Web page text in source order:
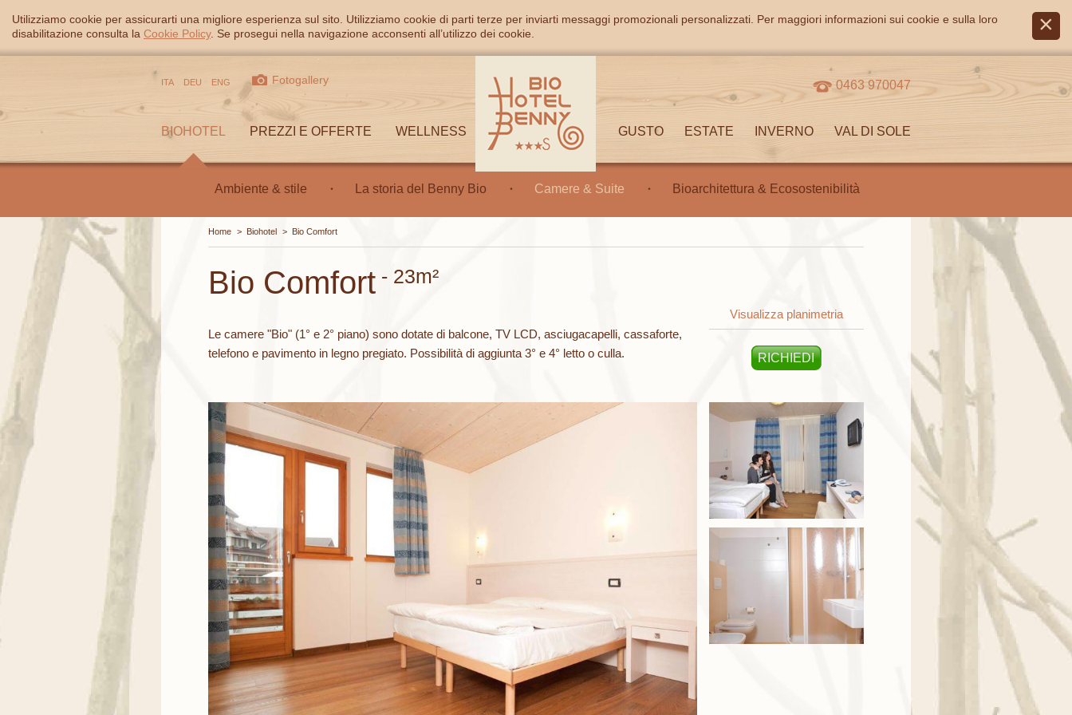
Utilizziamo cookie per assicurarti una migliore esperienza sul sito. Utilizziamo cookie di parti terze per inviarti messaggi promozionali personalizzati. Per maggiori informazioni sui cookie e sulla loro
disabilitazione consulta la Cookie Policy. Se prosegui nella navigazione acconsenti all’utilizzo dei cookie.
BIOHOTEL PREZZI E OFFERTE WELLNESS GUSTO ESTATE INVERNO VAL DI SOLE
Ambiente & stile La storia del Benny Bio Camere & Suite Bioarchitettura & Ecosostenibilità
ITA DEU ENG Fotogallery 0463 970047
Bio Comfort - 23m²
Le camere "Bio" (1° e 2° piano) sono dotate di balcone, TV LCD, asciugacapelli, cassaforte,
telefono e pavimento in legno pregiato. Possibilità di aggiunta 3° e 4° letto o culla.
Visualizza planimetria
RICHIEDI
Home > Biohotel > Bio Comfort